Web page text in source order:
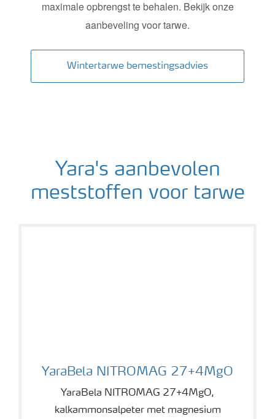
maximale opbrengst te behalen. Bekijk onze
aanbeveling voor tarwe.
Wintertarwe bemestingsadvies
Yara's aanbevolen
meststoffen voor tarwe
YaraBela NITROMAG 27+4MgO
YaraBela NITROMAG 27+4MgO,
kalkammonsalpeter met magnesium